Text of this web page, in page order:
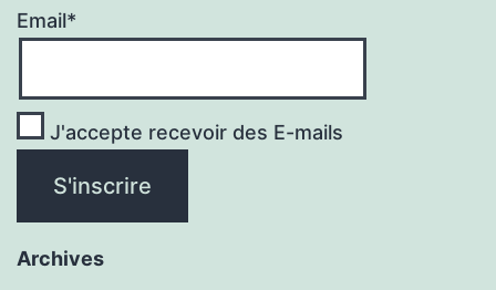
Email*
J'accepte recevoir des E-mails
Archives